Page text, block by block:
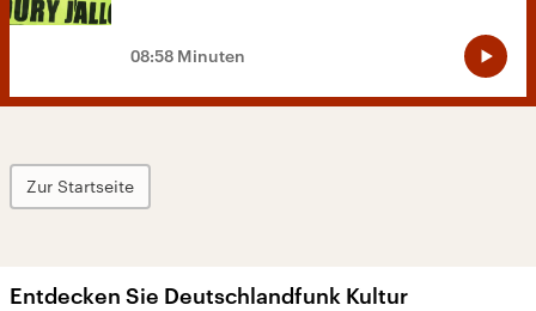
08:58 Minuten
Zur Startseite
Entdecken Sie Deutschlandfunk Kultur